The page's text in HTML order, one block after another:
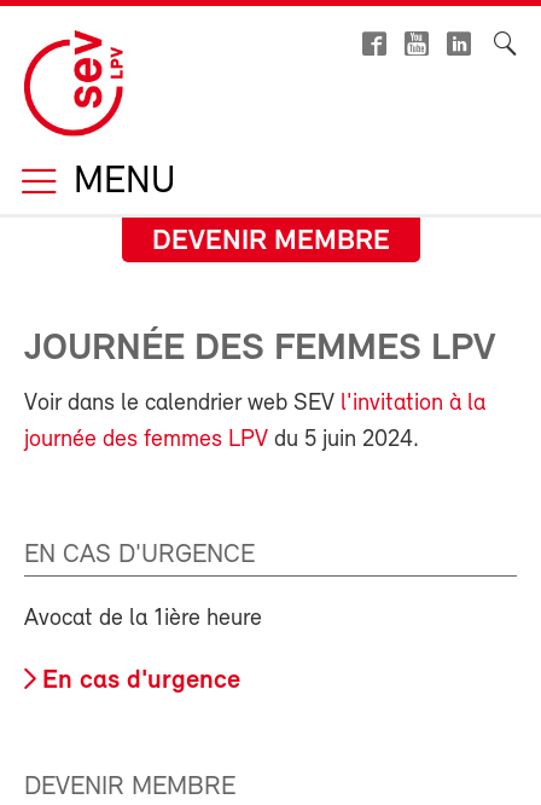
MENU
DEVENIR MEMBRE
JOURNÉE DES FEMMES LPV
Voir dans le calendrier web SEV l'invitation à la
journée des femmes LPV du 5 juin 2024.
EN CAS D'URGENCE
Avocat de la 1ière heure
En cas d'urgence
DEVENIR MEMBRE